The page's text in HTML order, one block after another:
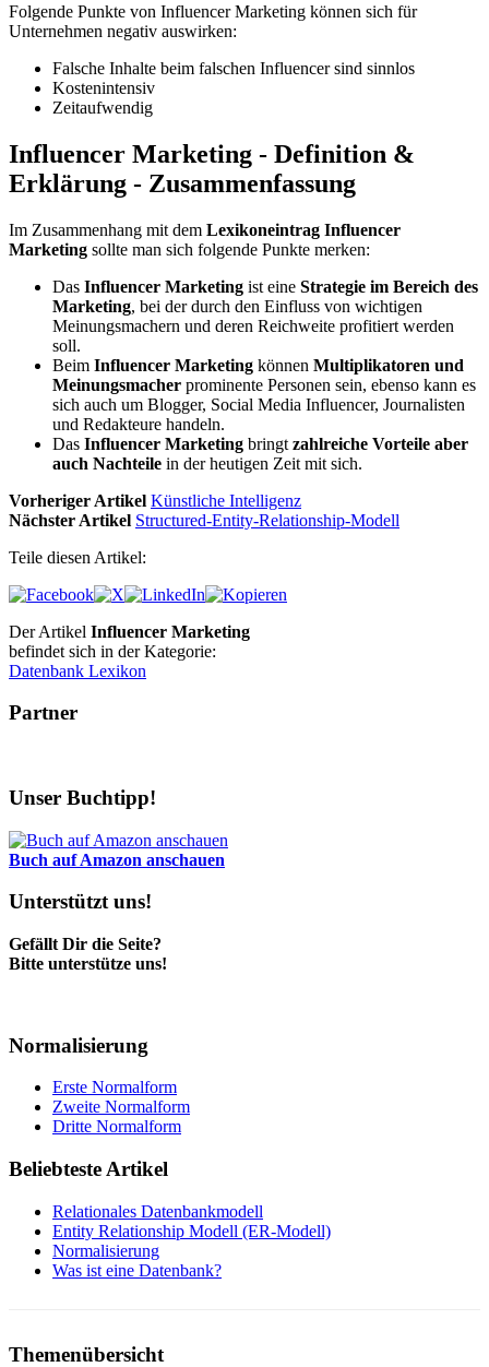
Folgende Punkte von Influencer Marketing können sich für
Unternehmen negativ auswirken:
Falsche Inhalte beim falschen Influencer sind sinnlos
Kostenintensiv
Zeitaufwendig
Influencer Marketing - Definition &
Erklärung - Zusammenfassung
Im Zusammenhang mit dem Lexikoneintrag Influencer
Marketing sollte man sich folgende Punkte merken:
Das Influencer Marketing ist eine Strategie im Bereich des
Marketing, bei der durch den Einfluss von wichtigen
Meinungsmachern und deren Reichweite profitiert werden
soll.
Beim Influencer Marketing können Multiplikatoren und
Meinungsmacher prominente Personen sein, ebenso kann es
sich auch um Blogger, Social Media Influencer, Journalisten
und Redakteure handeln.
Das Influencer Marketing bringt zahlreiche Vorteile aber
auch Nachteile in der heutigen Zeit mit sich.
Vorheriger Artikel Künstliche Intelligenz
Nächster Artikel Structured-Entity-Relationship-Modell
Teile diesen Artikel:
Der Artikel Influencer Marketing
befindet sich in der Kategorie:
Datenbank Lexikon
Partner
Unser Buchtipp!
Buch auf Amazon anschauen
Unterstützt uns!
Gefällt Dir die Seite?
Bitte unterstütze uns!
Normalisierung
Erste Normalform
Zweite Normalform
Dritte Normalform
Beliebteste Artikel
Relationales Datenbankmodell
Entity Relationship Modell (ER-Modell)
Normalisierung
Was ist eine Datenbank?
Themenübersicht